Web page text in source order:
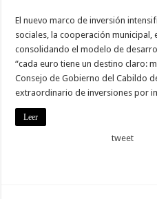
El nuevo marco de inversión
sociales, la cooperación municipal,
consolidando el modelo de
“cada euro tiene un destino claro:
Consejo de Gobierno del Cabildo
extraordinario de inversiones por
Leer
tweet
Para que
podamos
mejorar la
funcionalidad
y estructura
de la web, en
se usa la
web.